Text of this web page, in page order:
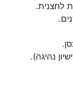
לחצנית.
נהיגה).